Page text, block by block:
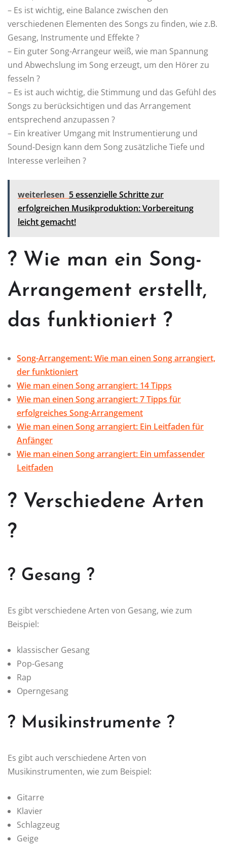
– Es ist wichtig, eine Balance zwischen den
verschiedenen Elementen des Songs zu finden, wie z.B.
Gesang, Instrumente und Effekte ?
– Ein guter Song-Arrangeur weiß, wie man Spannung
und Abwechslung im Song erzeugt, um den Hörer zu
fesseln ?
– Es ist auch wichtig, die Stimmung und das Gefühl des
Songs zu berücksichtigen und das Arrangement
entsprechend anzupassen ?
– Ein kreativer Umgang mit Instrumentierung und
Sound-Design kann dem Song zusätzliche Tiefe und
Interesse verleihen ?
weiterlesen 5 essenzielle Schritte zur
erfolgreichen Musikproduktion: Vorbereitung
leicht gemacht!
? Wie man ein Song-
Arrangement erstellt,
das funktioniert ?
Song-Arrangement: Wie man einen Song arrangiert,
der funktioniert
Wie man einen Song arrangiert: 14 Tipps
Wie man einen Song arrangiert: 7 Tipps für
erfolgreiches Song-Arrangement
Wie man einen Song arrangiert: Ein Leitfaden für
Anfänger
Wie man einen Song arrangiert: Ein umfassender
Leitfaden
? Verschiedene Arten
?
? Gesang ?
Es gibt verschiedene Arten von Gesang, wie zum
Beispiel:
klassischer Gesang
Pop-Gesang
Rap
Operngesang
? Musikinstrumente ?
Es gibt auch verschiedene Arten von
Musikinstrumenten, wie zum Beispiel:
Gitarre
Klavier
Schlagzeug
Geige